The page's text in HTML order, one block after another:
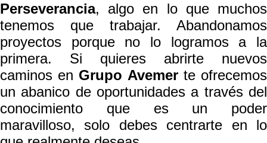
Condimentos y especies
Construccion
Cristaleria
Decoracion
Deportes
Distribuidora
Electricidad
Empresa de encomienda
Estetica y Belleza
Farmacia
Ferreteria
Floristeria
Perseverancia, algo en lo que muchos
tenemos que trabajar. Abandonamos
proyectos porque no lo logramos a la
primera. Si quieres abrirte nuevos
caminos en Grupo Avemerte ofrecemos
un abanico de oportunidades a través del
conocimiento que es un poder
maravilloso, solo debes centrarte en lo